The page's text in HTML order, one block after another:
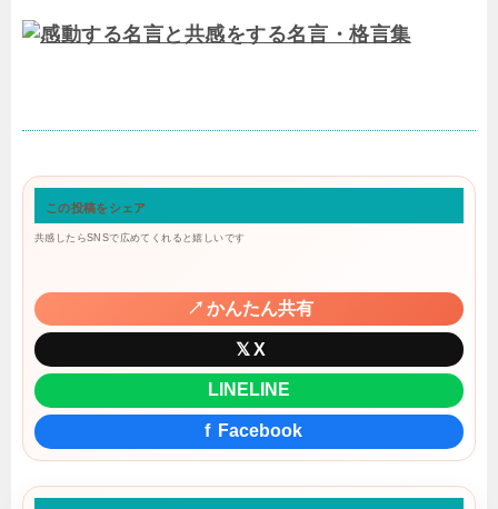
この投稿をシェア
共感したらSNSで広めてくれると嬉しいです
↗ かんたん共有
𝕏 X
LINE LINE
f Facebook